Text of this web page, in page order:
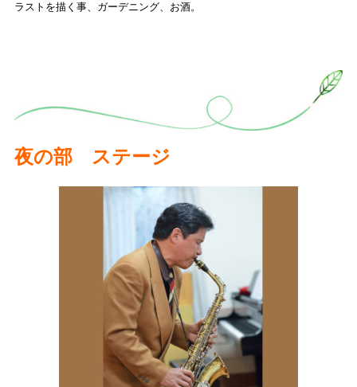
ラストを描く事、ガーデニング、お酒。
夜の部 ステージ